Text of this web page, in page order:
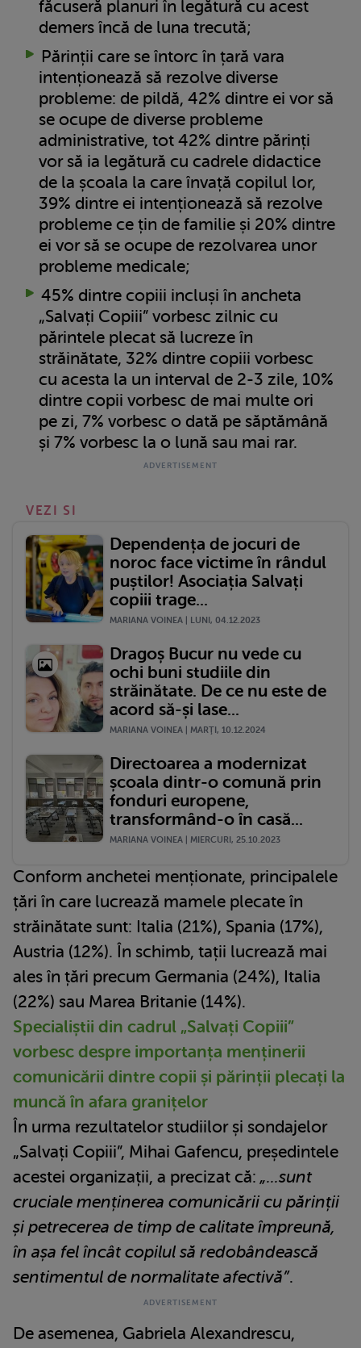
făcuseră planuri în legătură cu acest
demers încă de luna trecută;
Părinții care se întorc în țară vara
intenționează să rezolve diverse
probleme: de pildă, 42% dintre ei vor să
se ocupe de diverse probleme
administrative, tot 42% dintre părinți
vor să ia legătură cu cadrele didactice
de la școala la care învață copilul lor,
39% dintre ei intenționează să rezolve
probleme ce țin de familie și 20% dintre
ei vor să se ocupe de rezolvarea unor
probleme medicale;
45% dintre copiii incluși în ancheta
„Salvați Copiii” vorbesc zilnic cu
părintele plecat să lucreze în
străinătate, 32% dintre copiii vorbesc
cu acesta la un interval de 2-3 zile, 10%
dintre copii vorbesc de mai multe ori
pe zi, 7% vorbesc o dată pe săptămână
și 7% vorbesc la o lună sau mai rar.
VEZI SI
Dependența de jocuri de
noroc face victime în rândul
puștilor! Asociația Salvați
copiii trage...
MARIANA VOINEA | LUNI, 04.12.2023
Dragoș Bucur nu vede cu
ochi buni studiile din
străinătate. De ce nu este de
acord să-și lase...
MARIANA VOINEA | MARŢI, 10.12.2024
Directoarea a modernizat
școala dintr-o comună prin
fonduri europene,
transformând-o în casă...
MARIANA VOINEA | MIERCURI, 25.10.2023
Conform anchetei menționate, principalele
țări în care lucrează mamele plecate în
străinătate sunt: Italia (21%), Spania (17%),
Austria (12%). În schimb, tații lucrează mai
ales în țări precum Germania (24%), Italia
(22%) sau Marea Britanie (14%).
Specialiștii din cadrul „Salvați Copiii”
vorbesc despre importanța menținerii
comunicării dintre copii și părinții plecați la
muncă în afara granițelor
În urma rezultatelor studiilor și sondajelor
„Salvați Copiii”, Mihai Gafencu, președintele
acestei organizații, a precizat că: „...sunt
cruciale menținerea comunicării cu părinții
și petrecerea de timp de calitate împreună,
în așa fel încât copilul să redobândească
sentimentul de normalitate afectivă”.
De asemenea, Gabriela Alexandrescu,